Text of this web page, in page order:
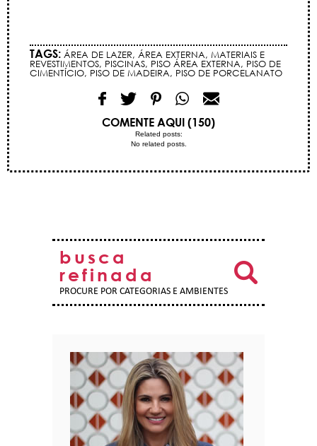
TAGS: ÁREA DE LAZER, ÁREA EXTERNA, MATERIAIS E
REVESTIMENTOS, PISCINAS, PISO ÁREA EXTERNA, PISO DE
CIMENTÍCIO, PISO DE MADEIRA, PISO DE PORCELANATO
COMENTE AQUI (150)
Related posts:
No related posts.
busca
refinada
PROCURE POR CATEGORIAS E AMBIENTES